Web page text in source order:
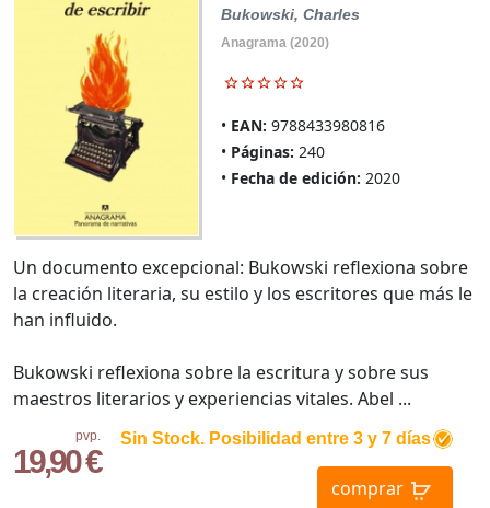
Bukowski, Charles
Anagrama (2020)
EAN: 9788433980816
Páginas: 240
Fecha de edición: 2020
pvp.
19,90 €
Sin Stock. Posibilidad entre 3 y 7 días
comprar
Un documento excepcional: Bukowski reflexiona sobre
la creación literaria, su estilo y los escritores que más le
han influido.
Bukowski reflexiona sobre la escritura y sobre sus
maestros literarios y experiencias vitales. Abel ...